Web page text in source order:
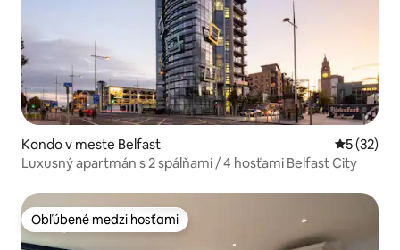
Kondo v meste Belfast
5 (32)
Luxusný apartmán s 2 spálňami / 4 hosťami Belfast City
Obľúbené medzi hosťami
Obľúbené medzi hosťami